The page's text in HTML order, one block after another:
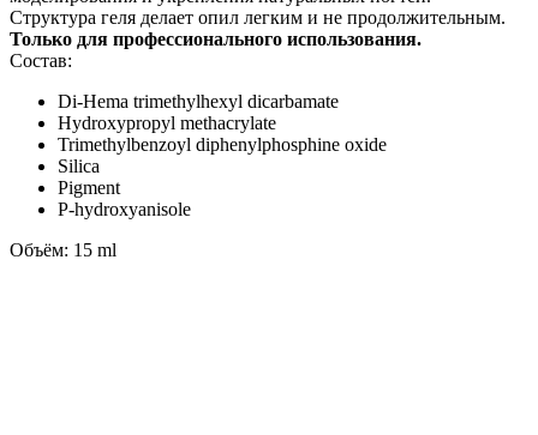
Структура геля делает опил легким и не продолжительным.
Только для профессионального использования.
Состав:
Di-Hema trimethylhexyl dicarbamate
Hydroxypropyl methacrylate
Trimethylbenzoyl diphenylphosphine oxide
Silica
Pigment
P-hydroxyanisole
Объём: 15 ml